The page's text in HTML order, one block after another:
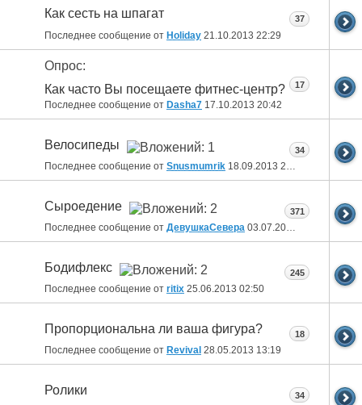
Как сесть на шпагат
Последнее сообщение от Holiday 21.10.2013 22:29
37
Опрос:
Как часто Вы посещаете фитнес-центр?
Последнее сообщение от Dasha7 17.10.2013 20:42
17
Велосипеды
Последнее сообщение от Snusmumrik 18.09.2013 20:54
34
Сыроедение
Последнее сообщение от ДевушкаСевера 03.07.2013
371
Бодифлекс
Последнее сообщение от ritix 25.06.2013 02:50
245
Пропорциональна ли ваша фигура?
Последнее сообщение от Revival 28.05.2013 13:19
18
Ролики 34